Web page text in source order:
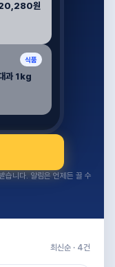
원
식품
과 1kg
습니다. 알림은 언제든 끌 수
최신순 · 4건